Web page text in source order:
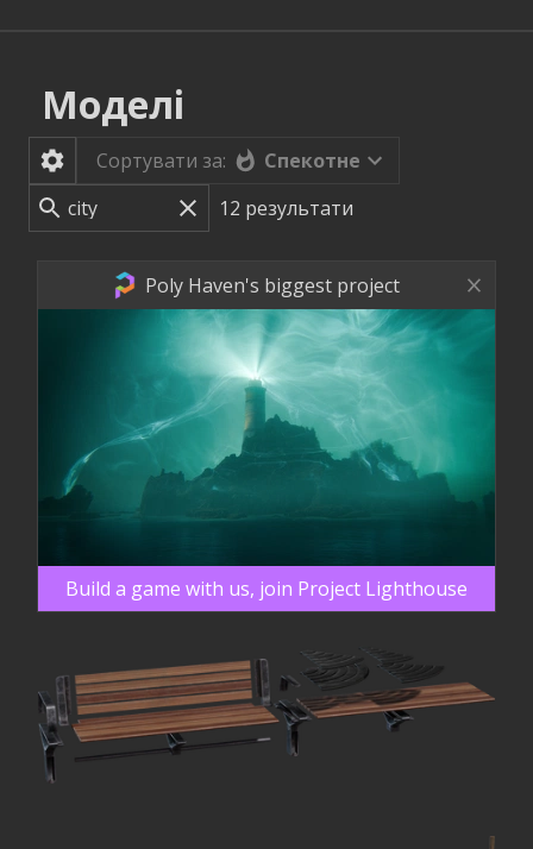
Моделі
Сортувати за:
Спекотне
12 результати
Poly Haven's biggest project
Build a game with us, join Project Lighthouse